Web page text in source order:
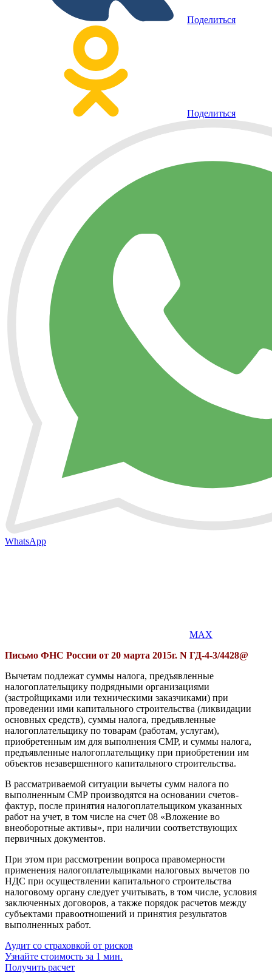
Поделиться
Поделиться
WhatsApp
MAX
Письмо ФНС России от 20 марта 2015г. N ГД-4-3/4428@
Вычетам подлежат суммы налога, предъявленные
налогоплательщику подрядными организациями
(застройщиками или техническими заказчиками) при
проведении ими капитального строительства (ликвидации
основных средств), суммы налога, предъявленные
налогоплательщику по товарам (работам, услугам),
приобретенным им для выполнения СМР, и суммы налога,
предъявленные налогоплательщику при приобретении им
объектов незавершенного капитального строительства.
В рассматриваемой ситуации вычеты сумм налога по
выполненным СМР производятся на основании счетов-
фактур, после принятия налогоплательщиком указанных
работ на учет, в том числе на счет 08 «Вложение во
внеоборотные активы», при наличии соответствующих
первичных документов.
При этом при рассмотрении вопроса правомерности
применения налогоплательщиками налоговых вычетов по
НДС при осуществлении капитального строительства
налоговому органу следует учитывать, в том числе, условия
заключенных договоров, а также порядок расчетов между
субъектами правоотношений и принятия результатов
выполненных работ.
Аудит со страховкой от рисков
Узнайте стоимость за 1 мин.
Получить расчет